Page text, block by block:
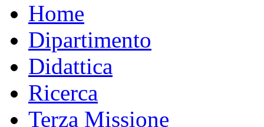
Home
Dipartimento
Didattica
Ricerca
Terza Missione